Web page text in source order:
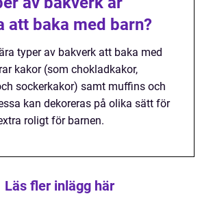
att baka med barn?
typer av bakverk att baka med
kakor (som chokladkakor,
sockerkakor) samt muffins och
kan dekoreras på olika sätt för
roligt för barnen.
Läs fler inlägg här